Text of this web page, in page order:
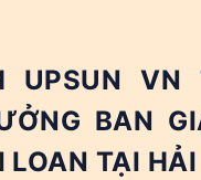
UPSUN
BAN
TẠI HẢI